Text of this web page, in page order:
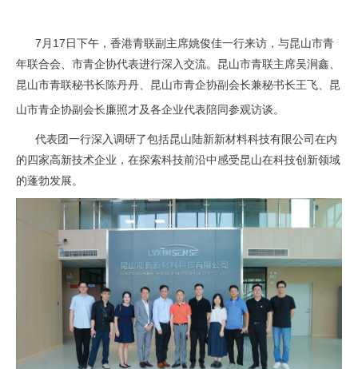
7月17日下午，香港青联副主席姚俊佳一行来访，与昆山市青
年联合会、市青企协代表进行深入交流。昆山市青联主席吴涧鑫、
昆山市青联秘书长陈丹丹、昆山市青企协副会长兼秘书长王飞、昆
山市青企协副会长廉照才及各企业代表陪同参观访谈。
代表团一行深入调研了包括昆山陆新新材料科技有限公司在内
的四家高新技术企业，在探索科技前沿中感受昆山在科技创新领域
的蓬勃发展。